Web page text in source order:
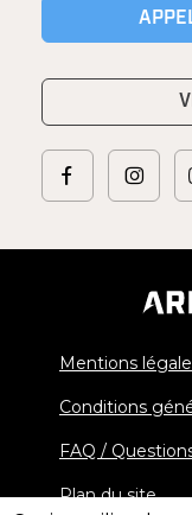
Mentions
Conditions
FAQ /
Plan du site